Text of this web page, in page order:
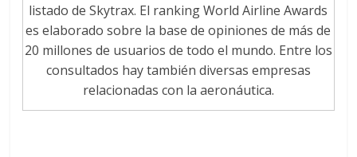
listado de Skytrax. El ranking World Airline Awards
es elaborado sobre la base de opiniones de más de
20 millones de usuarios de todo el mundo. Entre los
consultados hay también diversas empresas
relacionadas con la aeronáutica.